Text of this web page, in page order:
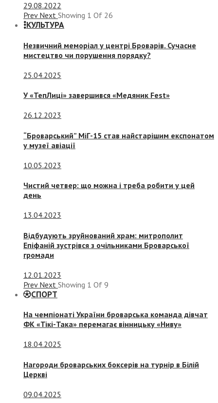
29.08.2022
Prev Next Showing 1 Of 26
КУЛЬТУРА
Незвичний меморіал у центрі Броварів. Сучасне
мистецтво чи порушення порядку?
25.04.2025
У «ТепЛиці» завершився «Медяник Fest»
26.12.2023
“Броварський” МіГ-15 став найстарішим експонатом
у музеї авіації
10.05.2023
Чистий четвер: що можна і треба робити у цей
день
13.04.2023
Відбудують зруйнований храм: митрополит
Епіфаній зустрівся з очільниками Броварської
громади
12.01.2023
Prev Next Showing 1 Of 9
СПОРТ
На чемпіонаті України броварська команда дівчат
ФК «Тікі-Така» перемагає вінницьку «Ниву»
18.04.2025
Нагороди броварських боксерів на турнір в Білій
Церкві
09.04.2025